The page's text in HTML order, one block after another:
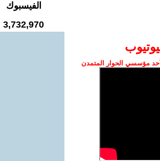
مؤسسي الحوار المتمدن
الفيسبوك
3,732,970